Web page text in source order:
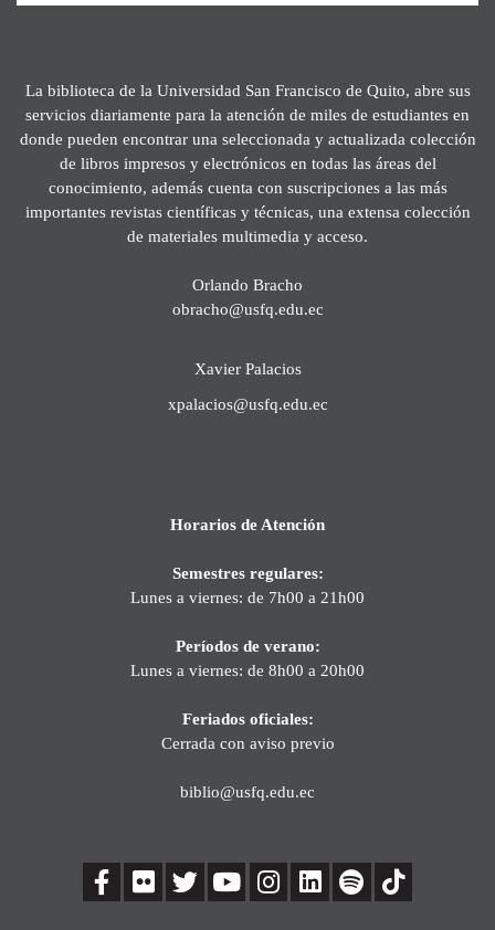
La biblioteca de la Universidad San Francisco de Quito, abre sus
servicios diariamente para la atención de miles de estudiantes en
donde pueden encontrar una seleccionada y actualizada colección
de libros impresos y electrónicos en todas las áreas del
conocimiento, además cuenta con suscripciones a las más
importantes revistas científicas y técnicas, una extensa colección
de materiales multimedia y acceso.
Orlando Bracho
obracho@usfq.edu.ec
Xavier Palacios
xpalacios@usfq.edu.ec
Horarios de Atención
Semestres regulares:
Lunes a viernes: de 7h00 a 21h00
Períodos de verano:
Lunes a viernes: de 8h00 a 20h00
Feriados oficiales:
Cerrada con aviso previo
biblio@usfq.edu.ec